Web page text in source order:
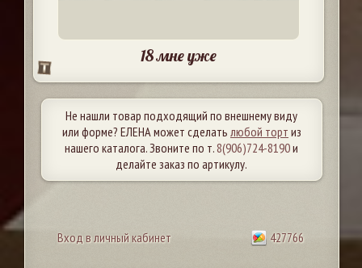
18 мне уже
Не нашли товар подходящий по внешнему виду
или форме? ЕЛЕНА может сделать любой торт из
нашего каталога. Звоните по т.8(906)724-8190и
делайте заказ по артикулу.
Вход в личный кабинет 427766